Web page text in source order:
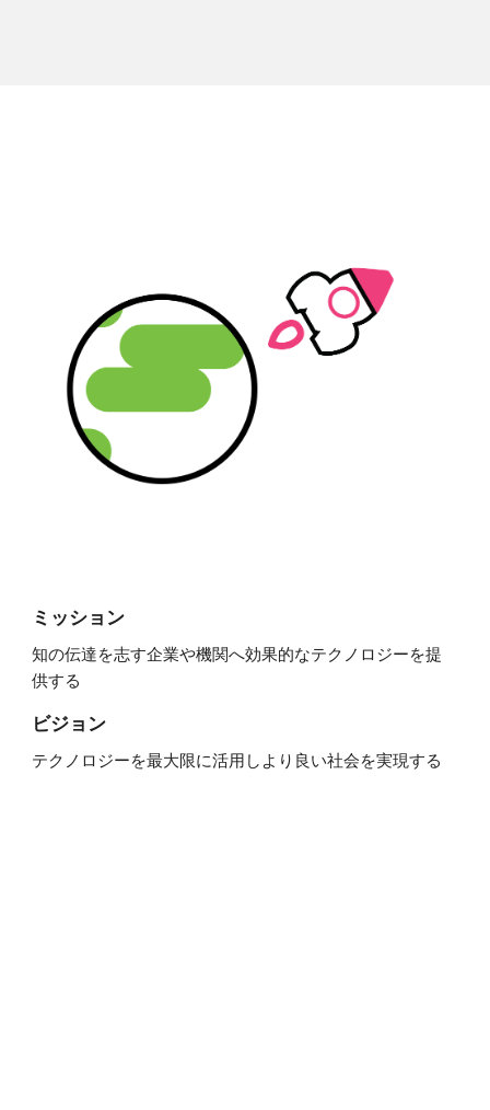
ミッション
知の伝達を志す企業や機関へ効果的なテクノロジーを提
供する
ビジョン
テクノロジーを最大限に活用しより良い社会を実現する